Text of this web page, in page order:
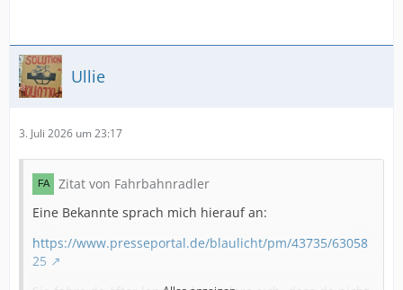
Ullie
3. Juli 2026 um 23:17
Zitat von Fahrbahnradler
Eine Bekannte sprach mich hierauf an:
https://www.presseportal.de/blaulicht/pm/43735/63058
25